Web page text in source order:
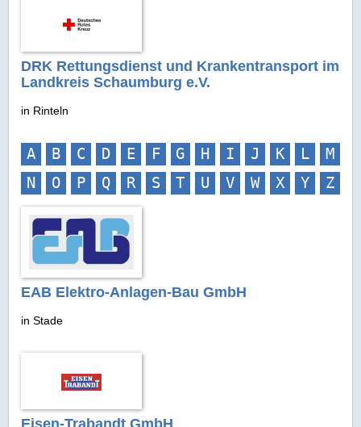
DRK Rettungsdienst und Krankentransport im
Landkreis Schaumburg e.V.
in Rinteln
A B C D E F G H I J K L
M
N
O P Q R S T U V W X Y Z
EAB Elektro-Anlagen-Bau GmbH
in Stade
Eisen-Trabandt GmbH